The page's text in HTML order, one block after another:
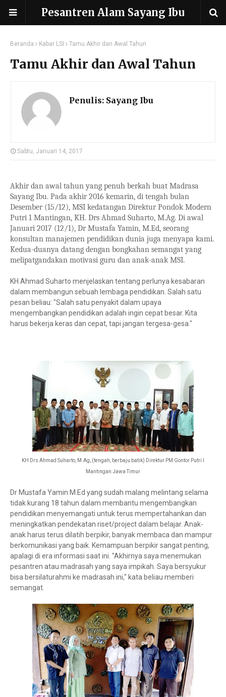
Pesantren Alam Sayang Ibu
Beranda Kabar LSI Tamu Akhir dan Awal Tahun
Tamu Akhir dan Awal Tahun
Penulis: Sayang Ibu
Sabtu, Januari 14, 2017
Akhir dan awal tahun yang penuh berkah buat Madrasa
Sayang Ibu. Pada akhir 2016 kemarin, di tengah bulan
Desember (15/12), MSI kedatangan Direktur Pondok Modern
Putri 1 Mantingan, KH. Drs Ahmad Suharto, M.Ag. Di awal
Januari 2017 (12/1), Dr Mustafa Yamin, M.Ed, seorang
konsultan manajemen pendidikan dunia juga menyapa kami.
Kedua-duanya datang dengan bongkahan semangat yang
melipatgandakan motivasi guru dan anak-anak MSI.
KH Ahmad Suharto menjelaskan tentang perlunya kesabaran
dalam membangun sebuah lembaga pendidikan. Salah satu
pesan beliau: "Salah satu penyakit dalam upaya
mengembangkan pendidikan adalah ingin cepat besar. Kita
harus bekerja keras dan cepat, tapi jangan tergesa-gesa."
KH Drs Ahmad Suharto, M.Ag, (tengah, berbaju batik) Direktur PM Gontor Putri I
Mantingan Jawa Timur
Dr Mustafa Yamin M.Ed yang sudah malang melintang selama
tidak kurang 18 tahun dalam membantu mengembangkan
pendidikan menyemangati untuk terus mempertahankan dan
meningkatkan pendekatan riset/project dalam belajar. Anak-
anak harus terus dilatih berpikir, banyak membaca dan mampur
berkomunikasi yang baik. Kemampuan berpikir sangat penting,
apalagi di era informasi saat ini. "Akhirnya saya menemukan
pesantren atau madrasah yang saya impikah. Saya bersyukur
bisa bersilaturahmi ke madrasah ini," kata beliau memberi
semangat.